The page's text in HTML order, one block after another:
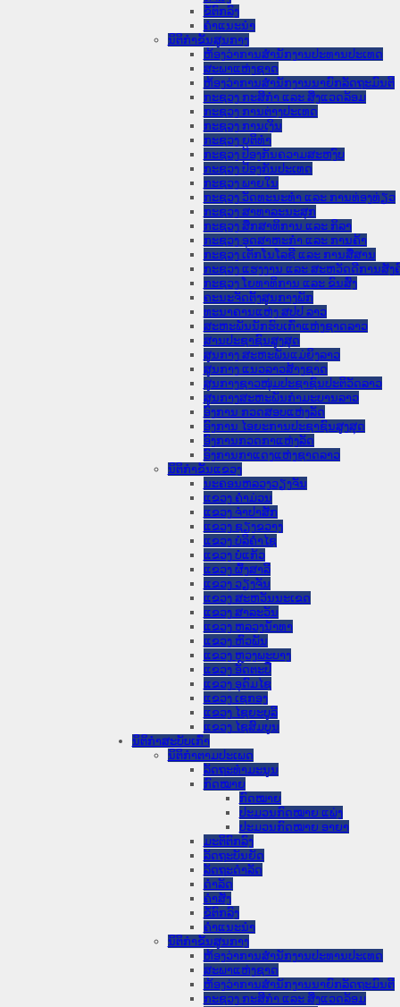
ຂໍ້ຕົກລົງ
ຄໍາແນະນໍາ
ນິຕິກຳຂັ້ນສູນກາງ
ຫ້ອງວ່າການສໍານັກງານປະທານປະເທດ
ສະພາແຫ່ງຊາດ
ຫ້ອງວ່າການສຳນັກງານນາຍົກລັດຖະມົນຕີ
ກະຊວງ ກະສິກຳ ແລະ ສິ່ງແວດລ້ອມ
ກະຊວງ ການຕ່າງປະເທດ
ກະຊວງ ການເງິນ
ກະຊວງ ຍຸຕິທໍາ
ກະຊວງ ປ້ອງກັນຄວາມສະຫງົບ
ກະຊວງ ປ້ອງກັນປະເທດ
ກະຊວງ ພາຍໃນ
ກະຊວງ ວັດທະນະທຳ ແລະ ການທ່ອງທ່ຽວ
ກະຊວງ ສາທາລະນະສຸກ
ກະຊວງ ສຶກສາທິການ ແລະ ກິລາ
ກະຊວງ ອຸດສາຫະກຳ ແລະ ການຄ້າ
ກະຊວງ ເຕັກໂນໂລຊີ ແລະ ການສື່ສານ
ກະຊວງ ແຮງງານ ແລະ ສະຫວັດດີການສັງ
ກະຊວງ ໂຍທາທິການ ແລະ ຂົນສົ່ງ
ຄະນະຈັດຕັ້ງສູນກາງພັກ
ທະນາຄານແຫ່ງ ສປປ ລາວ
ສະຫະພັນນັກຮົບເກົ່າແຫ່ງຊາດລາວ
ສານປະຊາຊົນສູງສຸດ
ສູນກາງ ສະຫະພັນແມ່ຍິງລາວ
ສູນກາງ ແນວລາວສ້າງຊາດ
ສູນກາງຊາວໜຸ່ມປະຊາຊົນປະຕິວັດລາວ
ສູນກາງສະຫະພັນກຳມະບານລາວ
ອົງການ ກວດສອບແຫ່ງລັດ
ອົງການ ໄອຍະການປະຊາຊົນສູງສຸດ
ອົງການກວດກາແຫ່ງລັດ
ອົງການກາແດງແຫ່ງຊາດລາວ
ນິຕິກໍາຂັ້ນແຂວງ
ນະ​ຄອນ​ຫລວງວຽງຈັນ
ແຂວງ ຄໍາມ່ວນ
ແຂວງ ຈໍາປາສັກ
ແຂວງ ຊຽງຂວາງ
ແຂວງ ບໍລິຄໍາໄຊ
ແຂວງ ບໍ່ແກ້ວ
ແຂວງ ຜົ້ງສາລີ
ແຂວງ ວຽງຈັນ
ແຂວງ ສະຫວັນນະເຂດ
ແຂວງ ສາລະວັນ
ແຂວງ ຫລວງນໍ້າທາ
ແຂວງ ຫົວພັນ
ແຂວງ ຫຼວງພະບາງ
ແຂວງ ອັດຕະປື
ແຂວງ ອຸດົມໄຊ
ແຂວງ ເຊກອງ
ແຂວງ ໄຊຍະບູລີ
ແຂວງ ໄຊສົມບູນ
ນິຕິກໍາສະບັບເກົ່າ
ນິຕິກຳຕາມປະເພດ
ລັດຖະທໍາມະນູນ
ກົດໝາຍ
ກົດໝາຍ
ປະມວນກົດໝາຍ ແພ່ງ
ປະມວນກົດໝາຍ ອາຍາ
ມະຕິຕົກລົງ
ລັດຖະບັນຍັດ
ລັດຖະດໍາລັດ
ດໍາລັດ
ຄໍາສັ່ງ
ຂໍ້ຕົກລົງ
ຄໍາແນະນໍາ
ນິຕິກໍາຂັ້ນສູນກາງ
ຫ້ອງວ່າການສໍານັກງານປະທານປະເທດ
ສະພາແຫ່ງຊາດ
ຫ້ອງວ່າການສຳນັກງານນາຍົກລັດຖະມົນຕີ
ກະຊວງ ກະສິກຳ ແລະ ສິ່ງແວດລ້ອມ